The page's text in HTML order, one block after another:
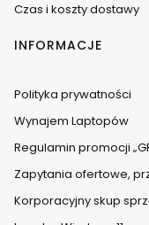
Czas i koszty dostawy
INFORMACJE
Polityka prywatności
Wynajem Laptopów
Regulamin promocji
Zapytania ofertowe,
Korporacyjny skup